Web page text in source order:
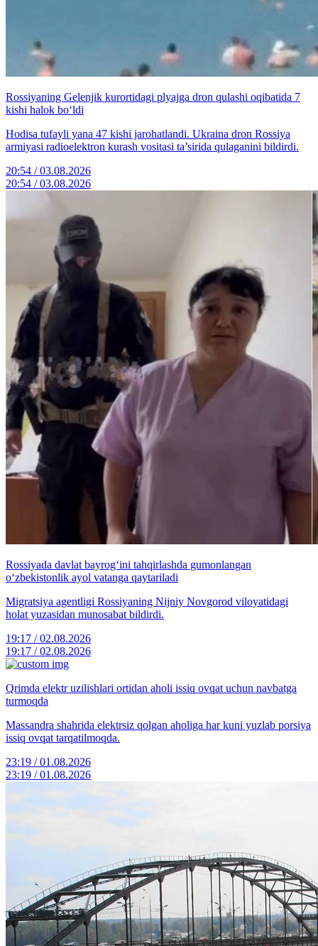
Rossiyaning Gelenjik kurortidagi plyajga dron qulashi oqibatida 7
kishi halok bo‘ldi
Hodisa tufayli yana 47 kishi jarohatlandi. Ukraina dron Rossiya
armiyasi radioelektron kurash vositasi ta’sirida qulaganini bildirdi.
20:54 / 03.08.2026
20:54 / 03.08.2026
Rossiyada davlat bayrog‘ini tahqirlashda gumonlangan
o‘zbekistonlik ayol vatanga qaytariladi
Migratsiya agentligi Rossiyaning Nijniy Novgorod viloyatidagi
holat yuzasidan munosabat bildirdi.
19:17 / 02.08.2026
19:17 / 02.08.2026
Qrimda elektr uzilishlari ortidan aholi issiq ovqat uchun navbatga
turmoqda
Massandra shahrida elektrsiz qolgan aholiga har kuni yuzlab porsiya
issiq ovqat tarqatilmoqda.
23:19 / 01.08.2026
23:19 / 01.08.2026